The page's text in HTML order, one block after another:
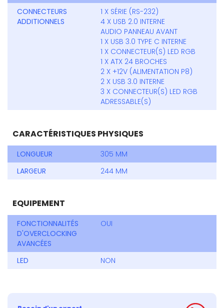
CONNECTEURS
ADDITIONNELS
1 X SÉRIE (RS-232)
4 X USB 2.0 INTERNE
AUDIO PANNEAU AVANT
1 X USB 3.0 TYPE C INTERNE
1 X CONNECTEUR(S) LED RGB
1 X ATX 24 BROCHES
2 X +12V (ALIMENTATION P8)
2 X USB 3.0 INTERNE
3 X CONNECTEUR(S) LED RGB
ADRESSABLE(S)
CARACTÉRISTIQUES PHYSIQUES
LONGUEUR
305 MM
LARGEUR
244 MM
EQUIPEMENT
FONCTIONNALITÉS
D'OVERCLOCKING
AVANCÉES
OUI
LED NON